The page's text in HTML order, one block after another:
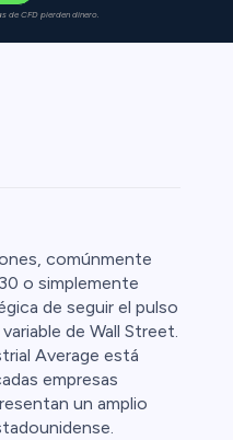
de CFD pierden dinero.
comúnmente
o simplemente
de seguir el pulso
de Wall Street.
Average está
empresas
un amplio